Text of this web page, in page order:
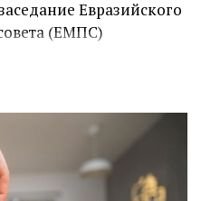
Евразийского
(ЕМПС)